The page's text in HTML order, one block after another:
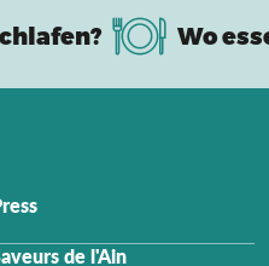
Wo
de l'Ain